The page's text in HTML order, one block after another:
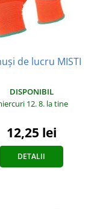
de lucru MISTI
DISPONIBIL
12. 8. la tine
12,25 lei
DETALII